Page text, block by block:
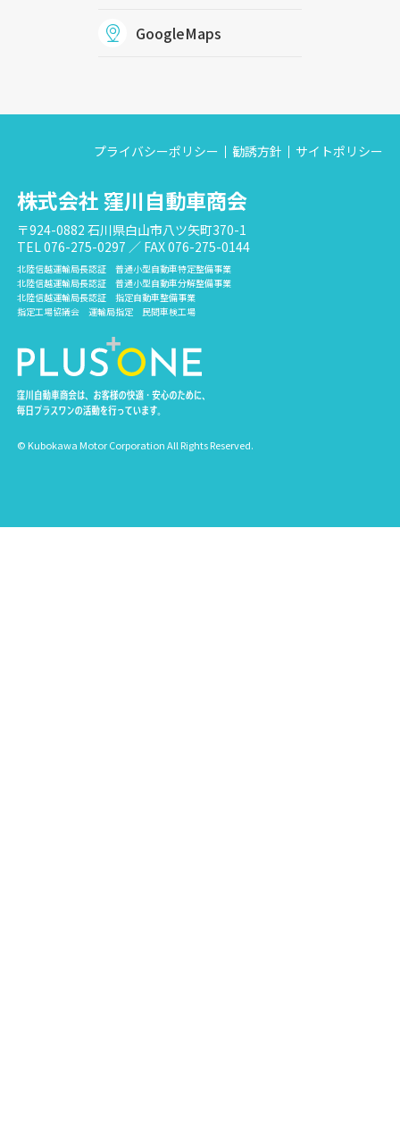
GoogleMaps
プライバシーポリシー 勧誘方針 サイトポリシー
株式会社 窪川自動車商会
〒924-0882 石川県白山市八ツ矢町370-1
TEL 076-275-0297 ／ FAX 076-275-0144
北陸信越運輸局長認証 普通小型自動車特定整備事業
北陸信越運輸局長認証 普通小型自動車分解整備事業
北陸信越運輸局長認証 指定自動車整備事業
指定工場協議会 運輸局指定 民間車検工場
© Kubokawa Motor Corporation All Rights Reserved.